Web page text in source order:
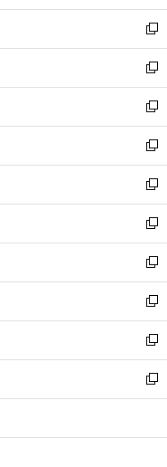
開
く
ウ
で
開
く
ン
ド
ウ
で
開
く
ウ
ィ
ン
ド
ウ
で
開
く
新
し
い
ウ
ィ
ン
ド
ウ
で
開
く
新
し
い
ウ
ィ
ン
ド
ウ
で
開
く
新
し
い
ウ
ィ
ン
ド
ウ
で
開
く
新
し
い
ウ
ィ
ン
ド
ウ
で
開
く
新
し
い
ウ
ィ
ン
ド
ウ
で
開
く
新
し
い
ウ
ィ
ン
ド
ウ
で
開
新
し
い
ウ
ィ
ン
ド
ウ
開
新
し
い
ウ
ィ
ン
ウ
新
し
い
ウ
ン
新
し
ウ